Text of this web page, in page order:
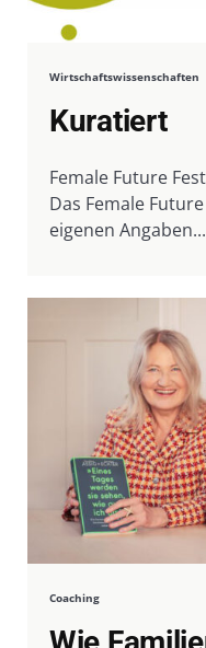
Wirtschaftswissenschaften
Kuratiert
Female Future
Das Female
eigenen Angaben...
Coaching